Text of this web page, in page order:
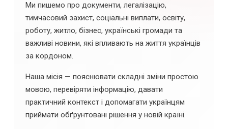
Ми пишемо про документи, легалізацію,
тимчасовий захист, соціальні виплати, освіту,
роботу, житло, бізнес, українські громади та
важливі новини, які впливають на життя українців
за кордоном.
Наша місія — пояснювати складні зміни простою
мовою, перевіряти інформацію, давати
практичний контекст і допомагати українцям
приймати обґрунтовані рішення у новій країні.